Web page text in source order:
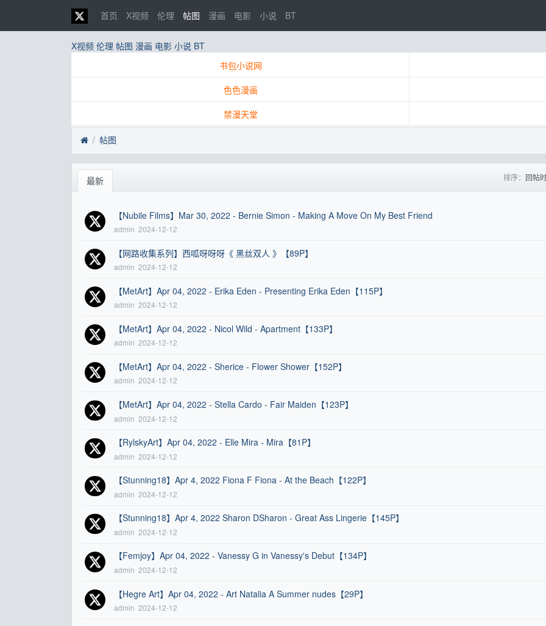
首页 X视频 伦理 帖图 漫画 电影 小说 BT
X视频 伦理 帖图 漫画 电影 小说 BT
书包小说网
色色漫画
禁漫天堂
帖图
最新 排序： 回帖
【Nubile Films】Mar 30, 2022 - Bernie Simon - Making A Move On My Best Friend
admin 2024-12-12
【网路收集系列】西呱呀呀呀《 黑丝双人 》【89P】
admin 2024-12-12
【MetArt】Apr 04, 2022 - Erika Eden - Presenting Erika Eden【115P】
admin 2024-12-12
【MetArt】Apr 04, 2022 - Nicol Wild - Apartment【133P】
admin 2024-12-12
【MetArt】Apr 04, 2022 - Sherice - Flower Shower【152P】
admin 2024-12-12
【MetArt】Apr 04, 2022 - Stella Cardo - Fair Maiden【123P】
admin 2024-12-12
【RylskyArt】Apr 04, 2022 - Elle Mira - Mira【81P】
admin 2024-12-12
【Stunning18】Apr 4, 2022 Fiona F Fiona - At the Beach【122P】
admin 2024-12-12
【Stunning18】Apr 4, 2022 Sharon DSharon - Great Ass Lingerie【145P】
admin 2024-12-12
【Femjoy】Apr 04, 2022 - Vanessy G in Vanessy's Debut【134P】
admin 2024-12-12
【Hegre Art】Apr 04, 2022 - Art Natalia A Summer nudes【29P】
admin 2024-12-12